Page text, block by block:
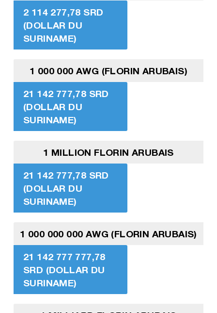
2 114 277,78 SRD
(DOLLAR DU
SURINAME)
1 000 000 AWG (FLORIN ARUBAIS)
21 142 777,78 SRD
(DOLLAR DU
SURINAME)
1 MILLION FLORIN ARUBAIS
21 142 777,78 SRD
(DOLLAR DU
SURINAME)
1 000 000 000 AWG (FLORIN ARUBAIS)
21 142 777 777,78
SRD (DOLLAR DU
SURINAME)